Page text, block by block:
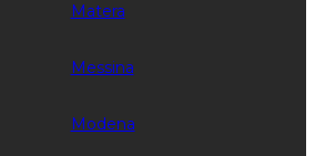
Matera
Messina
Modena